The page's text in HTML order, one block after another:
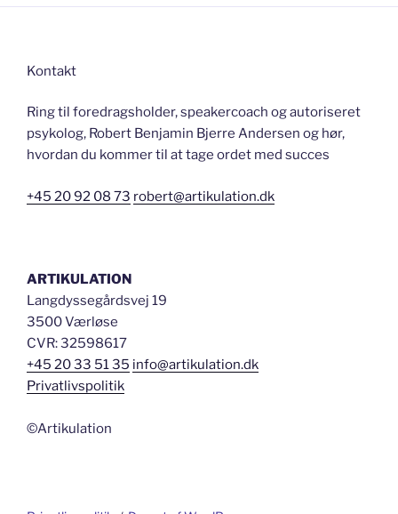
Kontakt
Ring til foredragsholder, speakercoach og autoriseret
psykolog, Robert Benjamin Bjerre Andersen og hør,
hvordan du kommer til at tage ordet med succes
+45 20 92 08 73 robert@artikulation.dk
ARTIKULATION
Langdyssegårdsvej 19
3500 Værløse
CVR: 32598617
+45 20 33 51 35 info@artikulation.dk
Privatlivspolitik
©Artikulation